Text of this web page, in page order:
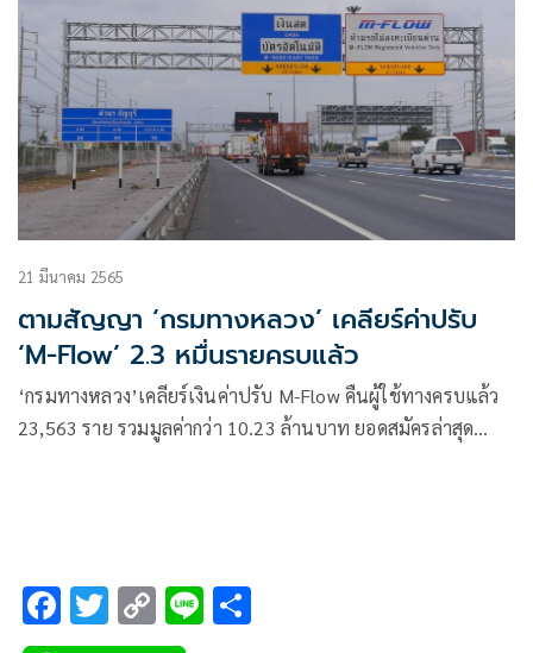
21 มีนาคม 2565
ตามสัญญา ‘กรมทางหลวง’ เคลียร์ค่าปรับ
‘M-Flow’ 2.3 หมื่นรายครบแล้ว
‘กรมทางหลวง’เคลียร์เงินค่าปรับ M-Flow คืนผู้ใช้ทางครบแล้ว
23,563 ราย รวมมูลค่ากว่า 10.23 ล้านบาท ยอดสมัครล่าสุด
F
ac
T
wi
C
o
Li